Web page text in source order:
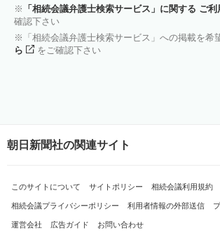
「相続会議弁護士検索サービス」に関する ご
確認下さい
「相続会議弁護士検索サービス」への掲載を希
ら
をご確認下さい
朝日新聞社の関連サイト
このサイトについて サイトポリシー 相続会議利用規約
相続会議プライバシーポリシー 利用者情報の外部送信
運営会社 広告ガイド お問い合わせ